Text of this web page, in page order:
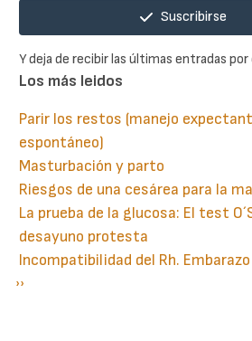
Suscribirse
Y deja de recibir las últimas entradas por
Los más leidos
Parir los restos (manejo
espontáneo)
Masturbación y parto
Riesgos de una cesárea para la
La prueba de la glucosa: El test
desayuno protesta
Incompatibilidad del Rh.
Paginación
Siguiente
››